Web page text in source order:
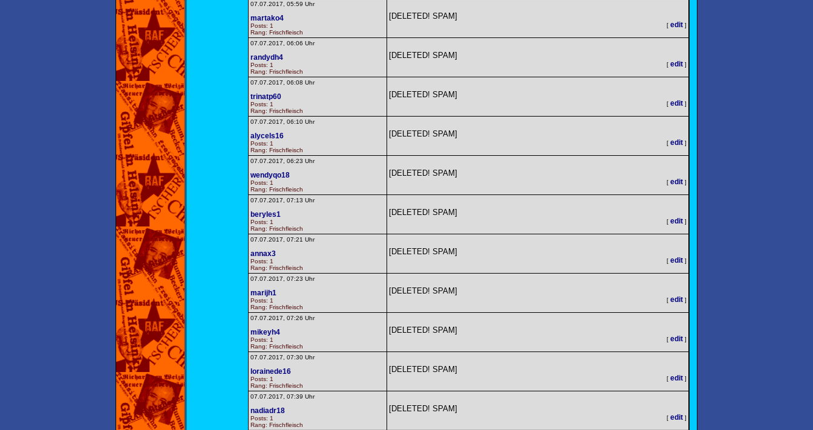
07.07.2017, 05:59 Uhr
martako4
Posts: 1
Rang: Frischfleisch
[DELETED! SPAM]
[ edit ]
07.07.2017, 06:06 Uhr
randydh4
Posts: 1
Rang: Frischfleisch
[DELETED! SPAM]
[ edit ]
07.07.2017, 06:08 Uhr
trinatp60
Posts: 1
Rang: Frischfleisch
[DELETED! SPAM]
[ edit ]
07.07.2017, 06:10 Uhr
alycels16
Posts: 1
Rang: Frischfleisch
[DELETED! SPAM]
[ edit ]
07.07.2017, 06:23 Uhr
wendyqo18
Posts: 1
Rang: Frischfleisch
[DELETED! SPAM]
[ edit ]
07.07.2017, 07:13 Uhr
beryles1
Posts: 1
Rang: Frischfleisch
[DELETED! SPAM]
[ edit ]
07.07.2017, 07:21 Uhr
annax3
Posts: 1
Rang: Frischfleisch
[DELETED! SPAM]
[ edit ]
07.07.2017, 07:23 Uhr
marijh1
Posts: 1
Rang: Frischfleisch
[DELETED! SPAM]
[ edit ]
07.07.2017, 07:26 Uhr
mikeyh4
Posts: 1
Rang: Frischfleisch
[DELETED! SPAM]
[ edit ]
07.07.2017, 07:30 Uhr
lorainede16
Posts: 1
Rang: Frischfleisch
[DELETED! SPAM]
[ edit ]
07.07.2017, 07:39 Uhr
nadiadr18
Posts: 1
Rang: Frischfleisch
[DELETED! SPAM]
[ edit ]